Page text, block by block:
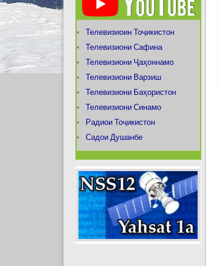
Телевизиоин Тоҷикистон
Телевизиони Сафина
Телевизиони Ҷаҳоннамо
Телевизиони Варзиш
Телевизиони Баҳористон
Телевизиони Синамо
Радиои Тоҷикистон
Садои Душанбе